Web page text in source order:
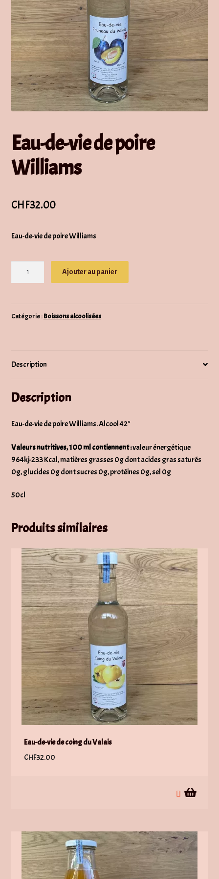
Eau-de-vie de poire
Williams
CHF32.00
Eau-de-vie de poire Williams
vie
Ajouter au panier
Catégorie :Boissons alcoolisées
Description
Description
Eau-de-vie de poire Williams. Alcool 42°
Valeurs nutritives, 100 ml contiennent :valeur énergétique
964kj-233 Kcal, matières grasses 0g dont acides gras saturés
0g, glucides 0g dont sucres 0g, protéines 0g, sel 0g
50cl
Produits similaires
Eau-de-vie de coing du Valais
CHF32.00